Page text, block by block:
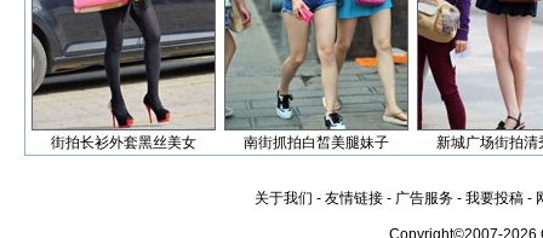
街拍长衫外套黑丝美女 南街抓拍白皙美腿妹子 新城广场街拍清
关于我们 - 友情链接 - 广告服务 - 我要投稿 -
Copyright©2007-2026